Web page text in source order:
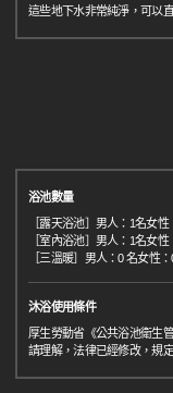
這些地下水非常純淨，可以
浴池數量
［露天浴池］男人：1名女
［室內浴池］男人：1名女
［三溫暖］男人：0 名女性
沐浴使用條件
厚生勞動省《公共浴池衛生
請理解，法律已經修改，規